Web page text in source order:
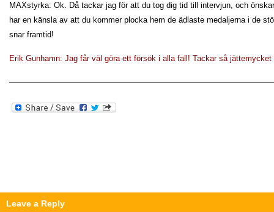
MAXstyrka: Ok. Då tackar jag för att du tog dig tid till intervjun, och
har en känsla av att du kommer plocka hem de ädlaste medaljerna i de
snar framtid!
Erik Gunhamn: Jag får väl göra ett försök i alla fall! Tackar så
Leave a Reply